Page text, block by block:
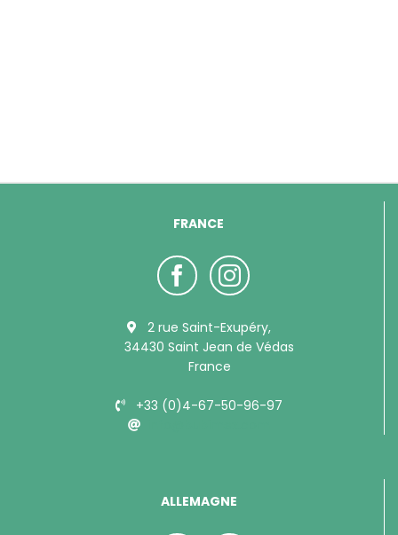
FRANCE
2 rue Saint-Exupéry,
34430 Saint Jean de Védas
France
+33 (0)4-67-50-96-97
ALLEMAGNE